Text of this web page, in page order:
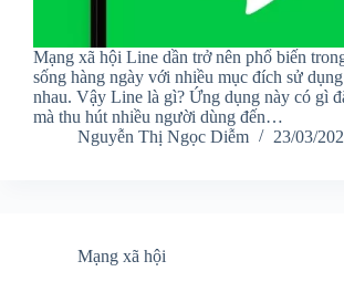
Mạng xã hội Line dần trở nên phổ biến
sống hàng ngày với nhiều mục đích sử
nhau. Vậy Line là gì? Ứng dụng này có gì
mà thu hút nhiều người dùng đến…
Nguyễn Thị Ngọc Diễm
23/03/
Mạng xã hội